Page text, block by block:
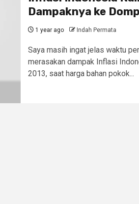
Dampaknya ke
1 year ago Indah Permata
Saya masih ingat jelas waktu
merasakan dampak Inflasi
2013, saat harga bahan pokok...